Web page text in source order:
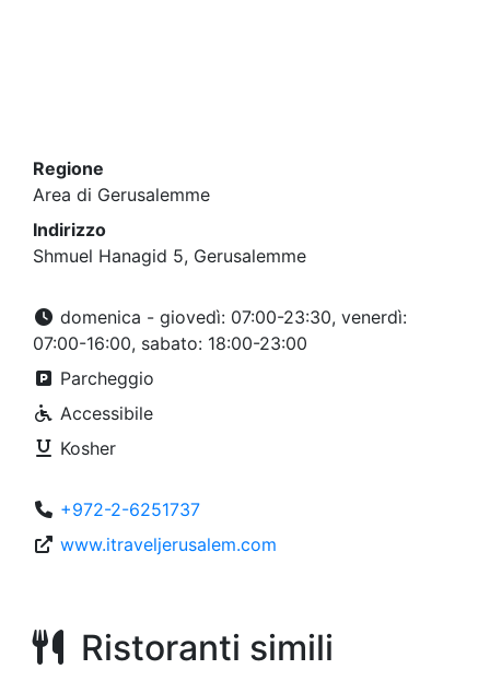
Regione
Area di Gerusalemme
Indirizzo
Shmuel Hanagid 5, Gerusalemme
domenica - giovedì: 07:00-23:30, venerdì:
07:00-16:00, sabato: 18:00-23:00
Parcheggio
Accessibile
Kosher
+972-2-6251737
www.itraveljerusalem.com
Ristoranti simili